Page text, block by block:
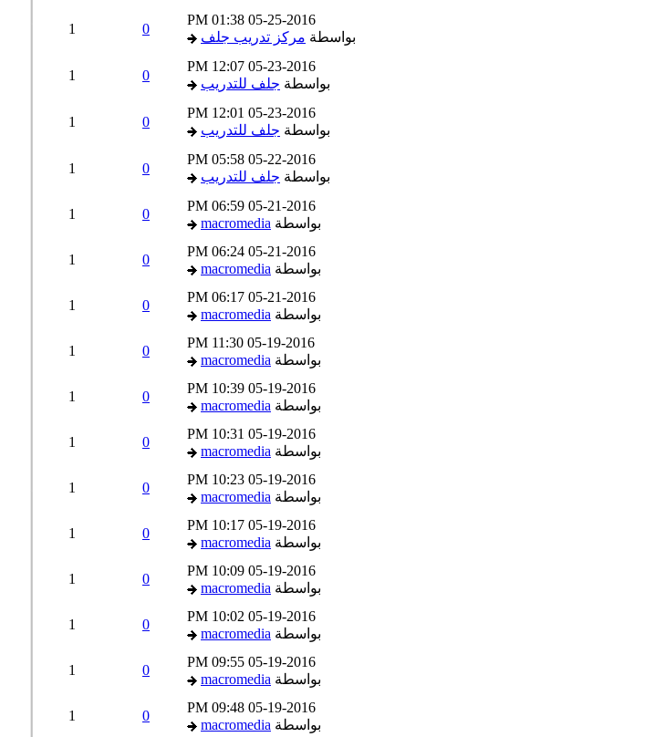
05-25-2016
01:38 PM
بواسطة مركز تدريب جلف
0
1
05-23-2016
12:07 PM
بواسطة جلف للتدريب
0
1
05-23-2016
12:01 PM
بواسطة جلف للتدريب
0
1
05-22-2016
05:58 PM
بواسطة جلف للتدريب
0
1
05-21-2016
06:59 PM
بواسطة macromedia
0
1
05-21-2016
06:24 PM
بواسطة macromedia
0
1
05-21-2016
06:17 PM
بواسطة macromedia
0
1
05-19-2016
11:30 PM
بواسطة macromedia
0
1
05-19-2016
10:39 PM
بواسطة macromedia
0
1
05-19-2016
10:31 PM
بواسطة macromedia
0
1
05-19-2016
10:23 PM
بواسطة macromedia
0
1
05-19-2016
10:17 PM
بواسطة macromedia
0
1
05-19-2016
10:09 PM
بواسطة macromedia
0
1
05-19-2016
10:02 PM
بواسطة macromedia
0
1
05-19-2016
09:55 PM
بواسطة macromedia
0
1
05-19-2016
09:48 PM
بواسطة macromedia
0
1